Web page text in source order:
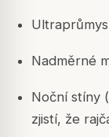
Nadměrné
Noční stíny
zjistí, že